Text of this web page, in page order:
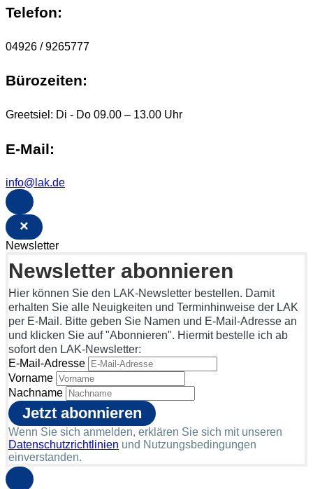
Telefon:
04926 / 9265777
Bürozeiten:
Greetsiel: Di - Do 09.00 – 13.00 Uhr
E-Mail:
info@lak.de
×
Newsletter
Newsletter abonnieren
Hier können Sie den LAK-Newsletter bestellen. Damit
erhalten Sie alle Neuigkeiten und Terminhinweise der LAK
per E-Mail. Bitte geben Sie Namen und E-Mail-Adresse an
und klicken Sie auf "Abonnieren". Hiermit bestelle ich ab
sofort den LAK-Newsletter:
E-Mail-Adresse
Vorname
Nachname
Wenn Sie sich anmelden, erklären Sie sich mit unseren
Datenschutzrichtlinien und Nutzungsbedingungen
einverstanden.